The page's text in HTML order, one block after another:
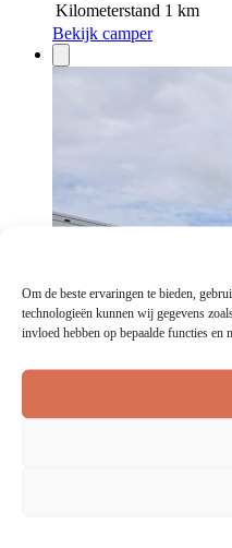
Om de beste ervaringen te bieden,
technologieën kunnen wij gegevens
invloed hebben op bepaalde functies en
Kilometerstand 1 km
Bekijk camper